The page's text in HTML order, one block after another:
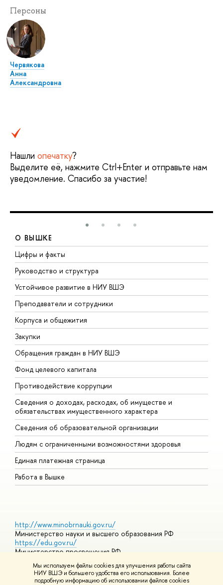
Мы используем файлы cookies для улучшения работы сайта
НИУ ВШЭ и большего удобства его использования. Более
подробную информацию об использовании файлов cookies
Персоны
Червякова
Анна
Александровна
Нашли опечатку?
Выделите её, нажмите Ctrl+Enter и отправьте нам
уведомление. Спасибо за участие!
О ВЫШКЕ
Цифры и факты
Руководство и структура
Устойчивое развитие в НИУ ВШЭ
Преподаватели и сотрудники
Корпуса и общежития
Закупки
Обращения граждан в НИУ ВШЭ
Фонд целевого капитала
Противодействие коррупции
Сведения о доходах, расходах, об имуществе и
обязательствах имущественного характера
Сведения об образовательной организации
Людям с ограниченными возможностями здоровья
Единая платежная страница
Работа в Вышке
http://www.minobrnauki.gov.ru/
Министерство науки и высшего образования РФ
https://edu.gov.ru/
Министерство просвещения РФ
Массовые открытые онлайн-курсы